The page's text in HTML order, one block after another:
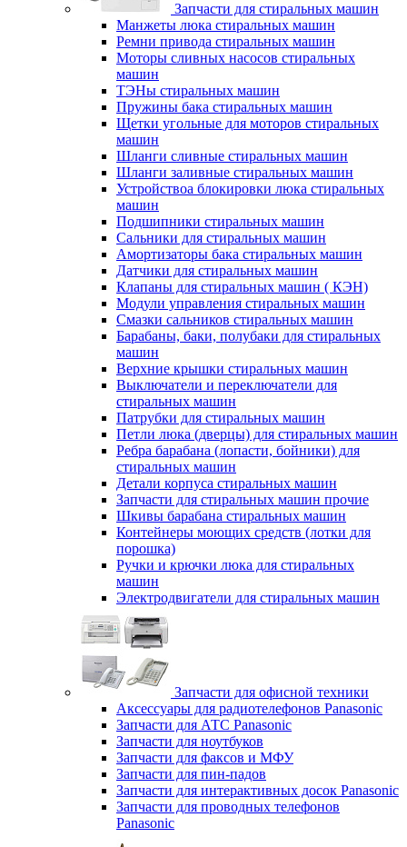
Запчасти для стиральных машин
Манжеты люка стиральных машин
Ремни привода стиральных машин
Моторы сливных насосов стиральных
машин
ТЭНы стиральных машин
Пружины бака стиральных машин
Щетки угольные для моторов стиральных
машин
Шланги сливные стиральных машин
Шланги заливные стиральных машин
Устройствоа блокировки люка стиральных
машин
Подшипники стиральных машин
Сальники для стиральных машин
Амортизаторы бака стиральных машин
Датчики для стиральных машин
Клапаны для стиральных машин ( КЭН)
Модули управления стиральных машин
Смазки сальников стиральных машин
Барабаны, баки, полубаки для стиральных
машин
Верхние крышки стиральных машин
Выключатели и переключатели для
стиральных машин
Патрубки для стиральных машин
Петли люка (дверцы) для стиральных машин
Ребра барабана (лопасти, бойники) для
стиральных машин
Детали корпуса стиральных машин
Запчасти для стиральных машин прочие
Шкивы барабана стиральных машин
Контейнеры моющих средств (лотки для
порошка)
Ручки и крючки люка для стиральных
машин
Электродвигатели для стиральных машин
Запчасти для офисной техники
Аксессуары для радиотелефонов Panasonic
Запчасти для АТС Panasonic
Запчасти для ноутбуков
Запчасти для факсов и МФУ
Запчасти для пин-падов
Запчасти для интерактивных досок Panasonic
Запчасти для проводных телефонов
Panasonic